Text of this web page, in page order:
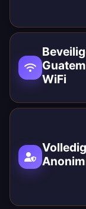
WiFi